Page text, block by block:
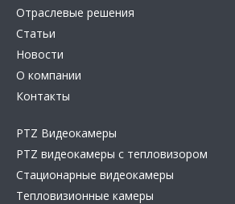
Отраслевые решения
Статьи
Новости
О компании
Контакты
PTZ Видеокамеры
PTZ видеокамеры с тепловизором
Стационарные видеокамеры
Тепловизионные камеры